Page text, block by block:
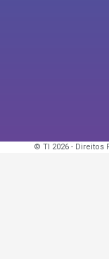
© TI 2026 - Direitos